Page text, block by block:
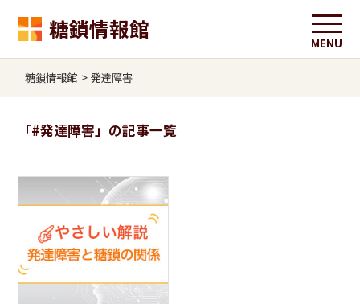
糖鎖情報館
糖鎖情報館 > 発達障害
「#発達障害」の記事一覧